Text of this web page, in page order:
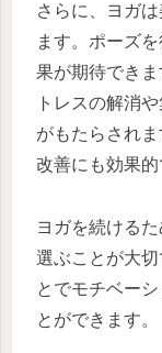
さらに、ヨガ
ます。ポーズ
果が期待でき
トレスの解消
がもたらされ
改善にも効果的
ヨガを続ける
選ぶことが大
とでモチベー
とができます。